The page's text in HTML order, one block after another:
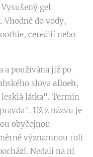
gel
Vhodné do vody,
cereálií nebo
a používána již po
slova alloeh,
látka". Termín
Už z názvu je
obyčejnou
významnou roli
Nedali na ní